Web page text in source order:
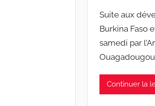
Suite aux
Burkina Faso
samedi par
Continuer la